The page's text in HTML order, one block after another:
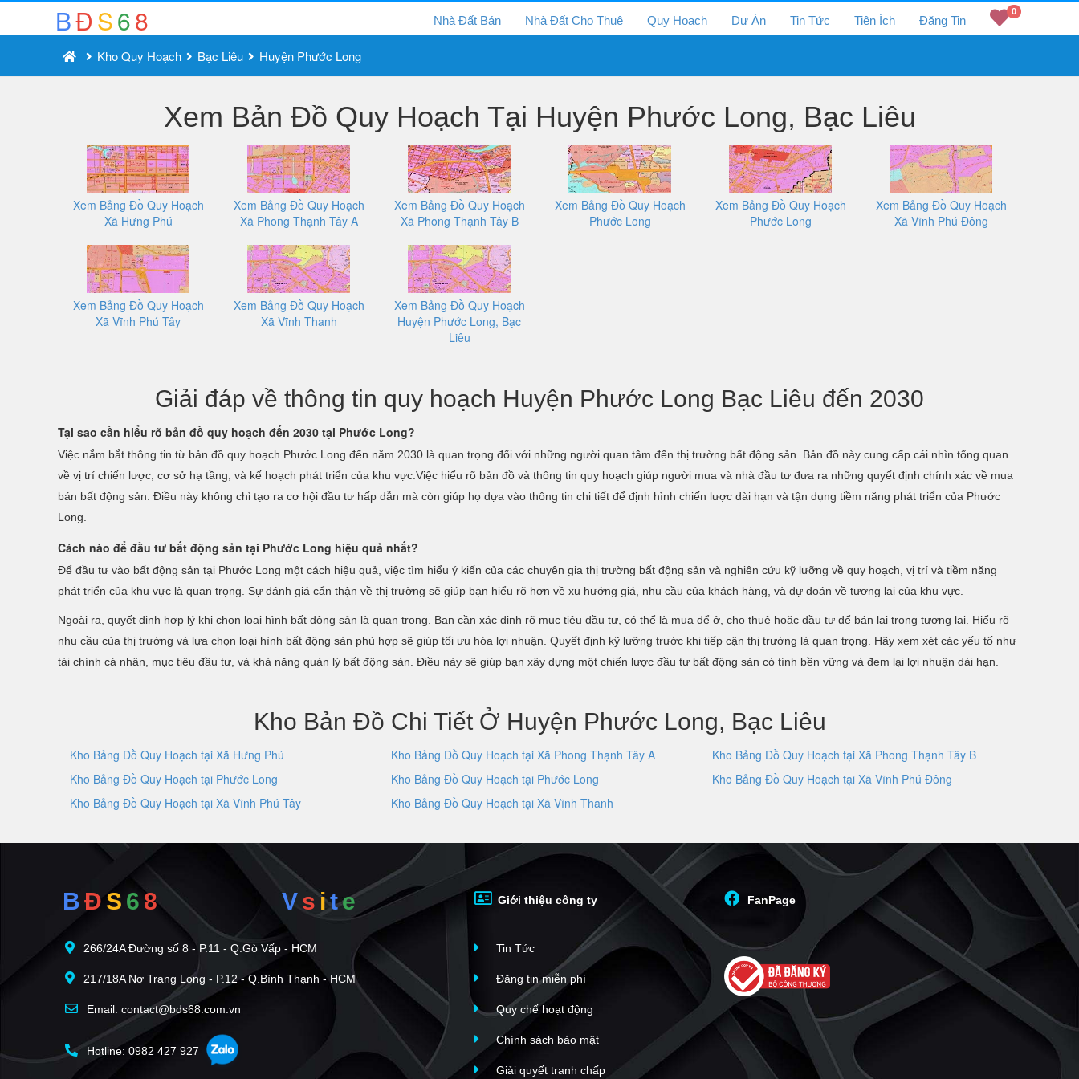
BĐS68 Nhà Đất Bán Nhà Đất Cho Thuê Quy Hoạch Dự Án Tin Tức Tiện Ích Đăng Tin
0
Kho Quy Hoạch Bạc Liêu Huyện Phước Long
Xem Bản Đồ Quy Hoạch Tại Huyện Phước Long, Bạc Liêu
Xem Bảng Đồ Quy Hoạch
Xã Hưng Phú
Xem Bảng Đồ Quy Hoạch
Xã Phong Thạnh Tây A
Xem Bảng Đồ Quy Hoạch
Xã Phong Thạnh Tây B
Xem Bảng Đồ Quy Hoạch
Phước Long
Xem Bảng Đồ Quy Hoạch
Phước Long
Xem Bảng Đồ Quy Hoạch
Xã Vĩnh Phú Đông
Xem Bảng Đồ Quy Hoạch
Xã Vĩnh Phú Tây
Xem Bảng Đồ Quy Hoạch
Xã Vĩnh Thanh
Xem Bảng Đồ Quy Hoạch
Huyện Phước Long, Bạc
Liêu
Giải đáp về thông tin quy hoạch Huyện Phước Long Bạc Liêu đến 2030
Tại sao cần hiểu rõ bản đồ quy hoạch đến 2030 tại Phước Long?
Việc nắm bắt thông tin từ bản đồ quy hoạch Phước Long đến năm 2030 là quan trọng đối với những người quan tâm đến thị trường bất động sản. Bản đồ này cung cấp cái nhìn tổng quan
về vị trí chiến lược, cơ sở hạ tầng, và kế hoạch phát triển của khu vực.Việc hiểu rõ bản đồ và thông tin quy hoạch giúp người mua và nhà đầu tư đưa ra những quyết định chính xác về mua
bán bất động sản. Điều này không chỉ tạo ra cơ hội đầu tư hấp dẫn mà còn giúp họ dựa vào thông tin chi tiết để định hình chiến lược dài hạn và tận dụng tiềm năng phát triển của Phước
Long.
Cách nào để đầu tư bất động sản tại Phước Long hiệu quả nhất?
Để đầu tư vào bất động sản tại Phước Long một cách hiệu quả, việc tìm hiểu ý kiến của các chuyên gia thị trường bất động sản và nghiên cứu kỹ lưỡng về quy hoạch, vị trí và tiềm năng
phát triển của khu vực là quan trọng. Sự đánh giá cẩn thận về thị trường sẽ giúp bạn hiểu rõ hơn về xu hướng giá, nhu cầu của khách hàng, và dự đoán về tương lai của khu vực.
Ngoài ra, quyết định hợp lý khi chọn loại hình bất động sản là quan trọng. Bạn cần xác định rõ mục tiêu đầu tư, có thể là mua để ở, cho thuê hoặc đầu tư để bán lại trong tương lai. Hiểu rõ
nhu cầu của thị trường và lựa chọn loại hình bất động sản phù hợp sẽ giúp tối ưu hóa lợi nhuận. Quyết định kỹ lưỡng trước khi tiếp cận thị trường là quan trọng. Hãy xem xét các yếu tố như
tài chính cá nhân, mục tiêu đầu tư, và khả năng quản lý bất động sản. Điều này sẽ giúp bạn xây dựng một chiến lược đầu tư bất động sản có tính bền vững và đem lại lợi nhuận dài hạn.
Kho Bản Đồ Chi Tiết Ở Huyện Phước Long, Bạc Liêu
Kho Bảng Đồ Quy Hoạch tại Xã Hưng Phú Kho Bảng Đồ Quy Hoạch tại Xã Phong Thạnh Tây A
Kho Bảng Đồ Quy Hoạch tại Xã Phong Thạnh Tây B
Kho Bảng Đồ Quy Hoạch tại Phước Long
Kho Bảng Đồ Quy Hoạch tại Phước Long
Kho Bảng Đồ Quy Hoạch tại Xã Vĩnh Phú Đông
Kho Bảng Đồ Quy Hoạch tại Xã Vĩnh Phú Tây
Kho Bảng Đồ Quy Hoạch tại Xã Vĩnh Thanh
BĐ S 6 8 Vsite
266/24A Đường số 8 - P.11 - Q.Gò Vấp - HCM
217/18A Nơ Trang Long - P.12 - Q.Bình Thạnh - HCM
Email: contact@bds68.com.vn
Hotline: 0982 427 927
Giới thiệu công ty
Tin Tức
Đăng tin miễn phí
Quy chế hoạt động
Chính sách bảo mật
Giải quyết tranh chấp
FanPage